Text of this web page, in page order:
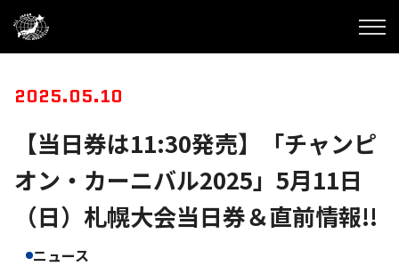
2025.05.10
【当日券は11:30発売】「チャンピ
オン・カーニバル2025」5月11日
（日）札幌大会当日券＆直前情報!!
ニュース